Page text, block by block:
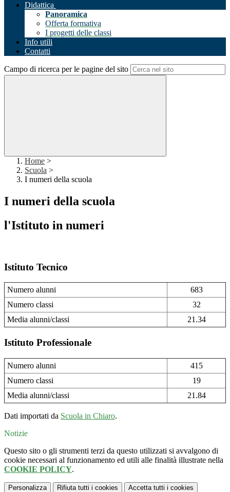
Didattica
Panoramica
Offerta formativa
I progetti delle classi
Info utili
Contatti
Campo di ricerca per le pagine del sito
Home >
Scuola >
I numeri della scuola
I numeri della scuola
l'Istituto in numeri
Istituto Tecnico
Numero alunni
683
Numero classi
32
Media alunni/classi
21.34
Istituto Professionale
Numero alunni
415
Numero classi
19
Media alunni/classi
21.84
Dati importati da Scuola in Chiaro.
Notizie
Questo sito o gli strumenti terzi da questo utilizzati si avvalgono di
cookie necessari al funzionamento ed utili alle finalità illustrate nella
COOKIE POLICY.
Personalizza Rifiuta tutti i cookies Accetta tutti i cookies